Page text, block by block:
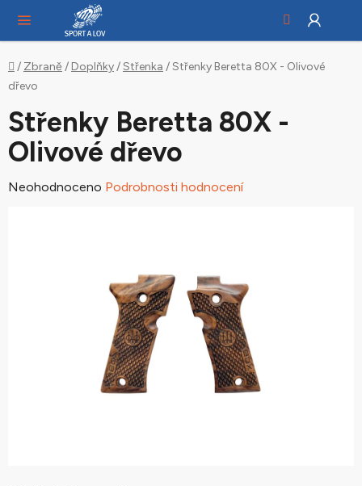
obsah
Domů
/ Zbraně / Doplňky/Střenka /Střenky Beretta 80X - Olivové
dřevo
Střenky Beretta 80X -
Olivové dřevo
Průměrné
Neohodnoceno Podrobnosti hodnocení